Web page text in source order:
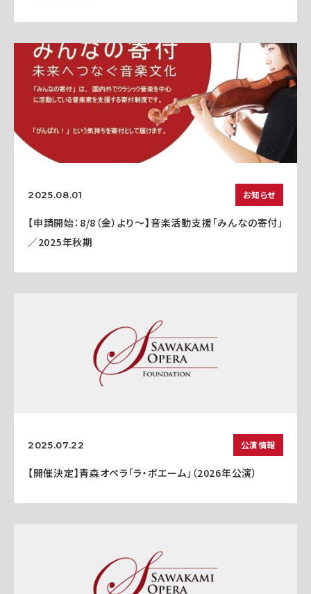
2025.08.01 お知らせ
【申請開始：8/8（金）より～】音楽活動支援「みんなの寄付」
／2025年秋期
2025.07.22 公演情報
【開催決定】青森オペラ「ラ・ボエーム」（2026年公演）